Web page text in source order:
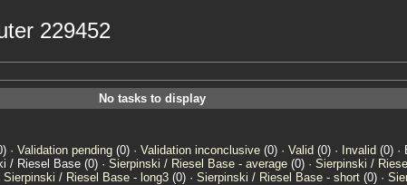
229452
No tasks to display
· Validation pending (0) · Validation inconclusive (0) · Valid (0) · Invalid (0) ·
/ Riesel Base (0) · Sierpinski / Riesel Base - average(0) · Sierpinski /
Sierpinski / Riesel Base - long3(0) · Sierpinski / Riesel Base - short(0) ·